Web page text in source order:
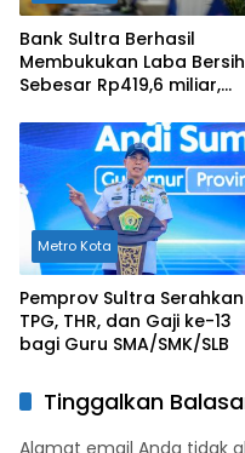
Bank Sultra Berhasil
Membukukan Laba Bersih
Sebesar Rp419,6 miliar,
Capaian Tahun 2024
Metro Kota
Pemprov Sultra Serahkan
TPG, THR, dan Gaji ke-13
bagi Guru SMA/SMK/SLB
Tinggalkan
Alamat email Anda tidak